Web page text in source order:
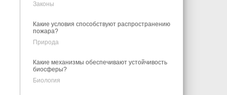
Законы
Какие условия способствуют распространению
пожара?
Природа
Какие механизмы обеспечивают устойчивость
биосферы?
Биология